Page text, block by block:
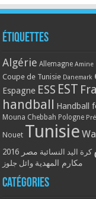
Étiquettes
Algérie Allemagne Amine
Coupe de Tunisie Danemark
Espagne ESS EST
handball Handball
Mouna Chebbah Pologne
Nouet Tunisie
كرة اليد النسائية مصر 2016
مكارم المهدية وائل جلوز
Catégories